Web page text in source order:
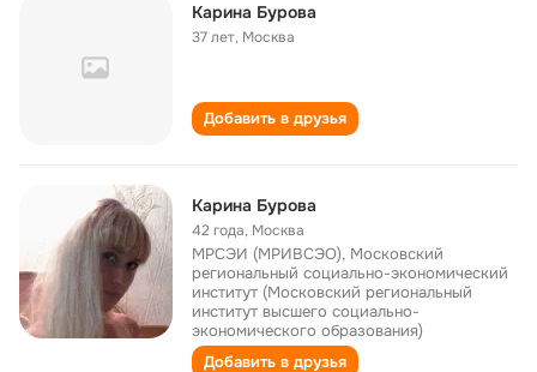
Карина Бурова
37 лет, Москва
Добавить в друзья
Карина Бурова
42 года, Москва
МРСЭИ (МРИВСЭО), Московский
региональный социально-экономический
институт (Московский региональный
институт высшего социально-
экономического образования)
Добавить в друзья